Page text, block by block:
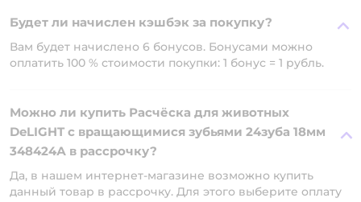
Будет ли начислен кэшбэк за покупку?
Вам будет начислено 6 бонусов. Бонусами можно
оплатить 100 % стоимости покупки: 1 бонус = 1 рубль.
Можно ли купить Расчёска для животных
DeLIGHT c вращающимися зубьями 24зуба 18мм
348424А в рассрочку?
Да, в нашем интернет-магазине возможно купить
данный товар в рассрочку. Для этого выберите оплату